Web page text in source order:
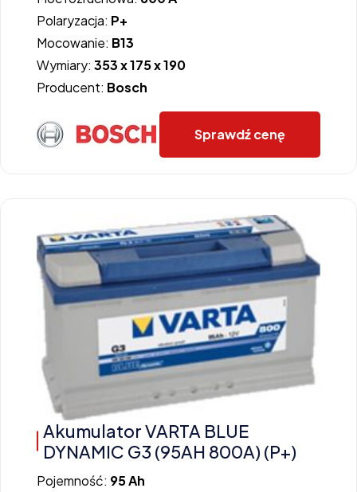
Polaryzacja: P+
Mocowanie: B13
Wymiary: 353 x 175 x 190
Producent: Bosch
Sprawdź cenę
Akumulator VARTA BLUE
DYNAMIC G3 (95AH 800A) (P+)
Pojemność: 95 Ah